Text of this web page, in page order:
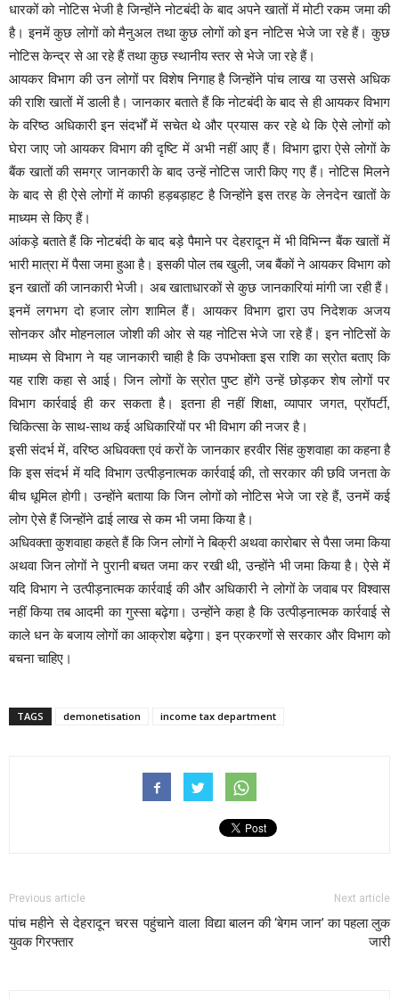
धारकों को नोटिस भेजी है जिन्होंने नोटबंदी के बाद अपने खातों में मोटी रकम जमा की
है। इनमें कुछ लोगों को मैनुअल तथा कुछ लोगों को इन नोटिस भेजे जा रहे हैं। कुछ
नोटिस केन्द्र से आ रहे हैं तथा कुछ स्थानीय स्तर से भेजे जा रहे हैं।
आयकर विभाग की उन लोगों पर विशेष निगाह है जिन्होंने पांच लाख या उससे अधिक
की राशि खातों में डाली है। जानकार बताते हैं कि नोटबंदी के बाद से ही आयकर विभाग
के वरिष्ठ अधिकारी इन संदर्भों में सचेत थे और प्रयास कर रहे थे कि ऐसे लोगों को
घेरा जाए जो आयकर विभाग की दृष्टि में अभी नहीं आए हैं। विभाग द्वारा ऐसे लोगों के
बैंक खातों की समग्र जानकारी के बाद उन्हें नोटिस जारी किए गए हैं। नोटिस मिलने
के बाद से ही ऐसे लोगों में काफी हड़बड़ाहट है जिन्होंने इस तरह के लेनदेन खातों के
माध्यम से किए हैं।
आंकड़े बताते हैं कि नोटबंदी के बाद बड़े पैमाने पर देहरादून में भी विभिन्न बैंक खातों में
भारी मात्रा में पैसा जमा हुआ है। इसकी पोल तब खुली, जब बैंकों ने आयकर विभाग को
इन खातों की जानकारी भेजी। अब खाताधारकों से कुछ जानकारियां मांगी जा रही हैं।
इनमें लगभग दो हजार लोग शामिल हैं। आयकर विभाग द्वारा उप निदेशक अजय
सोनकर और मोहनलाल जोशी की ओर से यह नोटिस भेजे जा रहे हैं। इन नोटिसों के
माध्यम से विभाग ने यह जानकारी चाही है कि उपभोक्ता इस राशि का स्रोत बताए कि
यह राशि कहा से आई। जिन लोगों के स्रोत पुष्ट होंगे उन्हें छोड़कर शेष लोगों पर
विभाग कार्रवाई ही कर सकता है। इतना ही नहीं शिक्षा, व्यापार जगत, प्रॉपर्टी,
चिकित्सा के साथ-साथ कई अधिकारियों पर भी विभाग की नजर है।
इसी संदर्भ में, वरिष्ठ अधिवक्ता एवं करों के जानकार हरवीर सिंह कुशवाहा का कहना है
कि इस संदर्भ में यदि विभाग उत्पीड़नात्मक कार्रवाई की, तो सरकार की छवि जनता के
बीच धूमिल होगी। उन्होंने बताया कि जिन लोगों को नोटिस भेजे जा रहे हैं, उनमें कई
लोग ऐसे हैं जिन्होंने ढाई लाख से कम भी जमा किया है।
अधिवक्ता कुशवाहा कहते हैं कि जिन लोगों ने बिक्री अथवा कारोबार से पैसा जमा किया
अथवा जिन लोगों ने पुरानी बचत जमा कर रखी थी, उन्होंने भी जमा किया है। ऐसे में
यदि विभाग ने उत्पीड़नात्मक कार्रवाई की और अधिकारी ने लोगों के जवाब पर विश्वास
नहीं किया तब आदमी का गुस्सा बढ़ेगा। उन्होंने कहा है कि उत्पीड़नात्मक कार्रवाई से
काले धन के बजाय लोगों का आक्रोश बढ़ेगा। इन प्रकरणों से सरकार और विभाग को
बचना चाहिए।
TAGS demonetisation income tax department
Previous article
पांच महीने से देहरादून चरस पहुंचाने वाला
युवक गिरफ्तार
Next article
विद्या बालन की ‘बेगम जान’ का पहला लुक
जारी